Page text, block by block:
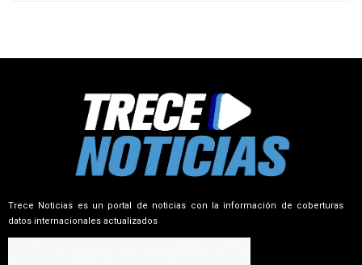
Trece Noticias es un portal de noticias con la información de coberturas
datos internacionales actualizados